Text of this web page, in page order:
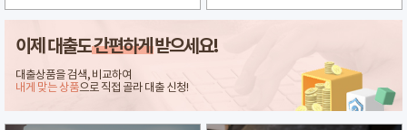
이제 대출도간편하게받으세요!
대출상품을 검색, 비교하여
내게 맞는 상품으로 직접 골라 대출 신청!